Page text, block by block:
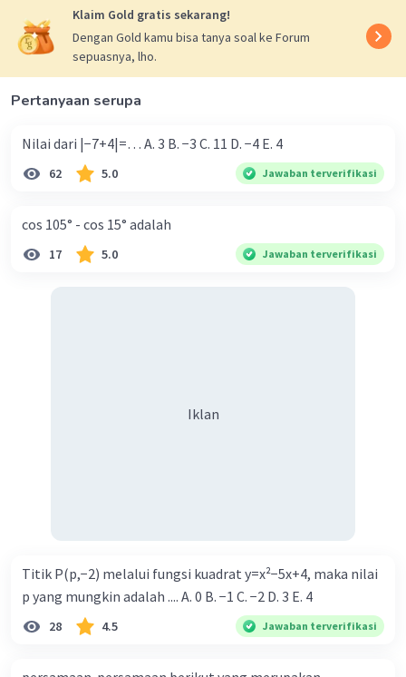
Klaim Gold gratis sekarang!
Dengan Gold kamu bisa tanya soal ke Forum
sepuasnya, lho.
Pertanyaan serupa
Nilai dari |−7+4|=… A. 3 B. −3 C. 11 D. −4 E. 4
62 5.0 Jawaban terverifikasi
cos 105° - cos 15° adalah
17 5.0 Jawaban terverifikasi
Iklan
Titik P(p,−2) melalui fungsi kuadrat y=x²−5x+4, maka nilai
p yang mungkin adalah .... A. 0 B. −1 C. −2 D. 3 E. 4
28 4.5 Jawaban terverifikasi